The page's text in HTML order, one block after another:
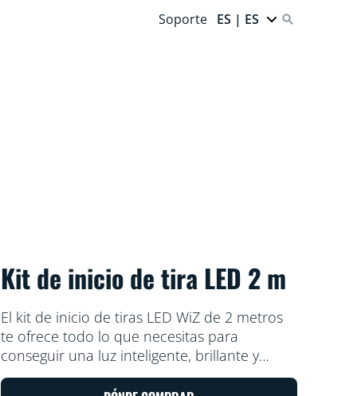
Soporte ES | ES
Kit de inicio de tira LED 2 m
El kit de inicio de tiras LED WiZ de 2 metros
te ofrece todo lo que necesitas para
conseguir una luz inteligente, brillante y
colorida. Corta la tira flexible al tamaño que